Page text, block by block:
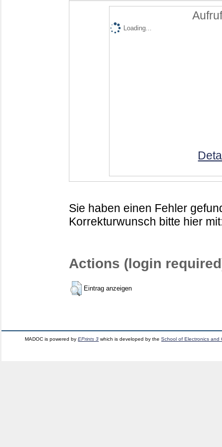
Loading...
Sie haben einen Fehler
Korrekturwunsch bitte hier
Actions (login
Eintrag anzeigen
MADOC is powered byEPrints 3 which is developed by theSchool of Electronics and